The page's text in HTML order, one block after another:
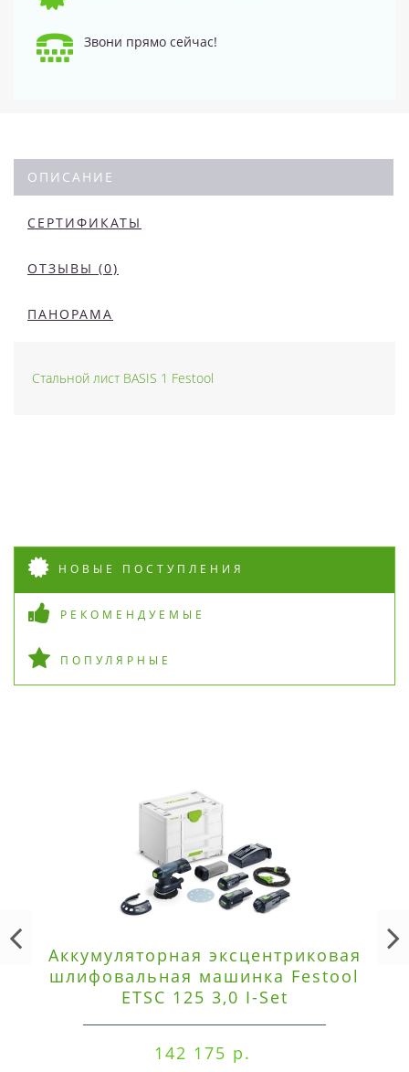
Звони прямо сейчас!
ОПИСАНИЕ
СЕРТИФИКАТЫ
ОТЗЫВЫ (0)
ПАНОРАМА
Стальной лист BASIS 1 Festool
НОВЫЕ ПОСТУПЛЕНИЯ
РЕКОМЕНДУЕМЫЕ
ПОПУЛЯРНЫЕ
Аккумуляторная эксцентриковая
шлифовальная машинка Festool
ETSC 125 3,0 I-Set
142 175 р.